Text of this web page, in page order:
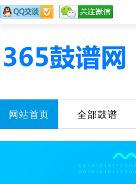
网站首页 全部鼓谱